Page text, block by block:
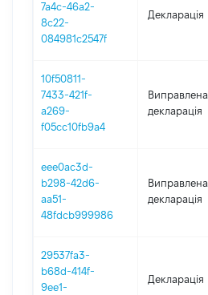
7a4c-46a2-
8c22-
084981c2547f
Декларація
10f50811-
7433-421f-
a269-
f05cc10fb9a4
Виправлена
декларація
eee0ac3d-
b298-42d6-
aa51-
48fdcb999986
Виправлена
декларація
29537fa3-
b68d-414f-
9ee1-
Декларація